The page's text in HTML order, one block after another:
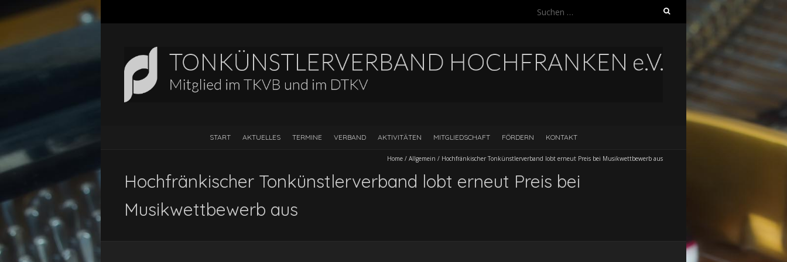
Suchen
START AKTUELLES TERMINE VERBAND AKTIVITÄTEN MITGLIEDSCHAFT FÖRDERN KONTAKT
Home / Allgemein / Hochfränkischer Tonkünstlerverband lobt erneut Preis bei Musikwettbewerb aus
Hochfränkischer Tonkünstlerverband lobt erneut Preis bei
Musikwettbewerb aus